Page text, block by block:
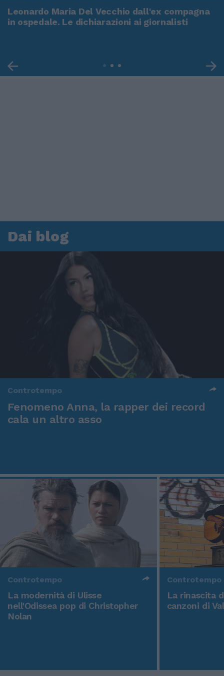
Leonardo Maria Del Vecchio dall'ex compagna
in ospedale. Le dichiarazioni ai giornalisti
Dai blog
Controtempo
Fenomeno Anna, la rapper dei record
cala un altro asso
Controtempo
La modernità di Ulisse
nell'Odissea pop di Christopher
Nolan
Controtempo
La rinascita
canzoni di